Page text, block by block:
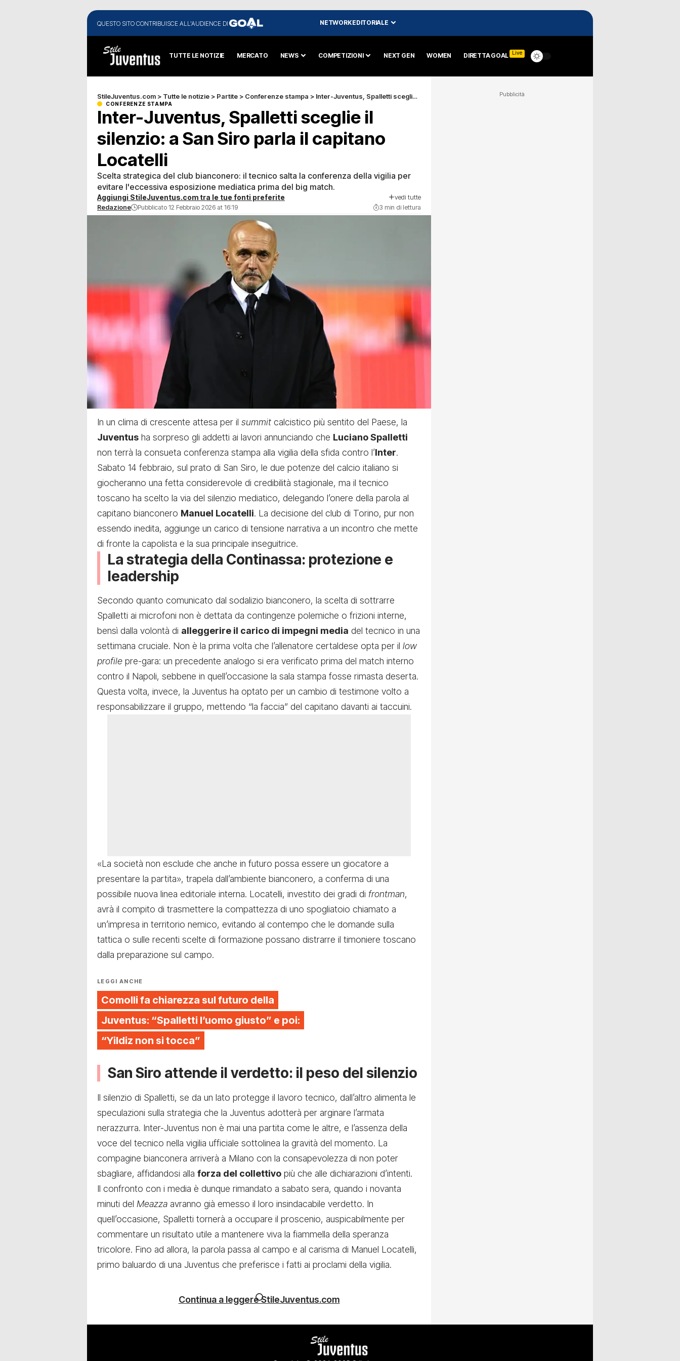
QUESTO SITO CONTRIBUISCE ALL'AUDIENCE DI NETWORK EDITORIALE
TUTTE LE NOTIZIE MERCATO NEWS COMPETIZIONI NEXT GEN WOMEN DIRETTA GOAL Live
StileJuventus.com > Tutte le notizie > Partite > Conferenze stampa > Inter-Juventus, Spalletti sceglie il silenzio: a San Siro parla il capitano Locatelli
CONFERENZE STAMPA
Inter-Juventus, Spalletti sceglie il
silenzio: a San Siro parla il capitano
Locatelli
Scelta strategica del club bianconero: il tecnico salta la conferenza della vigilia per
evitare l'eccessiva esposizione mediatica prima del big match.
Aggiungi StileJuventus.com tra le tue fonti preferite vedi tutte
Redazione Pubblicato 12 Febbraio 2026 at 16:19 3 min di lettura
In un clima di crescente attesa per il summit calcistico più sentito del Paese, la
Juventus ha sorpreso gli addetti ai lavori annunciando che Luciano Spalletti
non terrà la consueta conferenza stampa alla vigilia della sfida contro l’Inter.
Sabato 14 febbraio, sul prato di San Siro, le due potenze del calcio italiano si
giocheranno una fetta considerevole di credibilità stagionale, ma il tecnico
toscano ha scelto la via del silenzio mediatico, delegando l’onere della parola al
capitano bianconero Manuel Locatelli. La decisione del club di Torino, pur non
essendo inedita, aggiunge un carico di tensione narrativa a un incontro che mette
di fronte la capolista e la sua principale inseguitrice.
La strategia della Continassa: protezione e
leadership
Secondo quanto comunicato dal sodalizio bianconero, la scelta di sottrarre
Spalletti ai microfoni non è dettata da contingenze polemiche o frizioni interne,
bensì dalla volontà di alleggerire il carico di impegni media del tecnico in una
settimana cruciale. Non è la prima volta che l’allenatore certaldese opta per il low
profile pre-gara: un precedente analogo si era verificato prima del match interno
contro il Napoli, sebbene in quell’occasione la sala stampa fosse rimasta deserta.
Questa volta, invece, la Juventus ha optato per un cambio di testimone volto a
responsabilizzare il gruppo, mettendo “la faccia” del capitano davanti ai taccuini.
«La società non esclude che anche in futuro possa essere un giocatore a
presentare la partita», trapela dall’ambiente bianconero, a conferma di una
possibile nuova linea editoriale interna. Locatelli, investito dei gradi di frontman,
avrà il compito di trasmettere la compattezza di uno spogliatoio chiamato a
un’impresa in territorio nemico, evitando al contempo che le domande sulla
tattica o sulle recenti scelte di formazione possano distrarre il timoniere toscano
dalla preparazione sul campo.
LEGGI ANCHE
Comolli fa chiarezza sul futuro della
Juventus: “Spalletti l’uomo giusto” e poi:
“Yildiz non si tocca”
San Siro attende il verdetto: il peso del silenzio
Il silenzio di Spalletti, se da un lato protegge il lavoro tecnico, dall’altro alimenta le
speculazioni sulla strategia che la Juventus adotterà per arginare l’armata
nerazzurra. Inter-Juventus non è mai una partita come le altre, e l’assenza della
voce del tecnico nella vigilia ufficiale sottolinea la gravità del momento. La
compagine bianconera arriverà a Milano con la consapevolezza di non poter
sbagliare, affidandosi alla forza del collettivo più che alle dichiarazioni d’intenti.
Il confronto con i media è dunque rimandato a sabato sera, quando i novanta
minuti del Meazza avranno già emesso il loro insindacabile verdetto. In
quell’occasione, Spalletti tornerà a occupare il proscenio, auspicabilmente per
commentare un risultato utile a mantenere viva la fiammella della speranza
tricolore. Fino ad allora, la parola passa al campo e al carisma di Manuel Locatelli,
primo baluardo di una Juventus che preferisce i fatti ai proclami della vigilia.
Continua a leggere StileJuventus.com
Pubblicità